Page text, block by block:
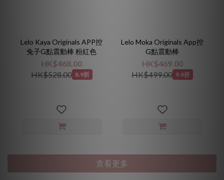
Lelo Kaya Originals APP控
兔子G點震動棒 粉紅色
HK$468.00
HK$528.00 8.9折
Lelo Moka Originals App控
G點震動棒
HK$469.00
HK$499.00 9.4折
查看更多